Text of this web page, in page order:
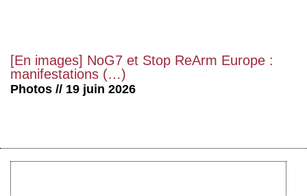
[En images] NoG7 et Stop ReArm Europe :
manifestations (…)
Photos // 19 juin 2026